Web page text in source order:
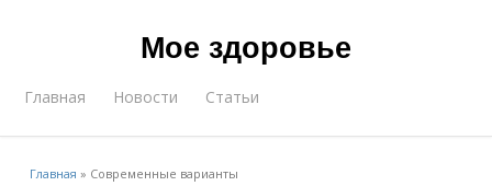
Мое здоровье
Главная Новости Статьи
Главная » Современные варианты